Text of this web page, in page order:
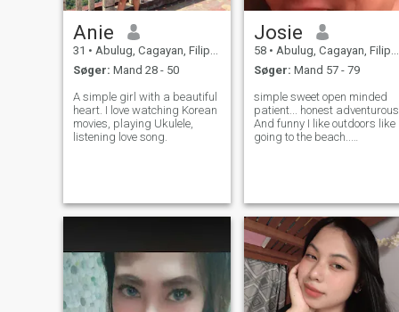
Anie
31 • Abulug, Cagayan, Filippinerne
Søger: Mand 28 - 50
A simple girl with a beautiful
heart. I love watching Korean
movies, playing Ukulele,
listening love song.
Josie
58 • Abulug, Cagayan, Filippinerne
Søger: Mand 57 - 79
simple sweet open minded
patient... honest adventurous
And funny I like outdoors like
going to the beach..